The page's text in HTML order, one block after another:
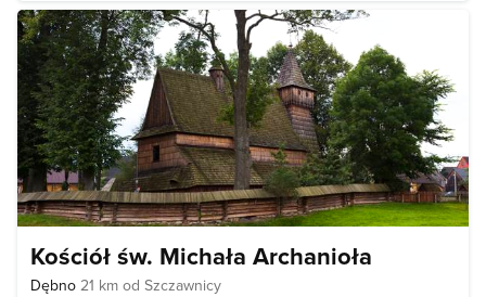
Kościół św. Michała Archanioła
Dębno 21 km od Szczawnicy